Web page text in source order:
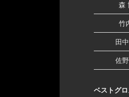
森
竹
田
佐
ベストグロ